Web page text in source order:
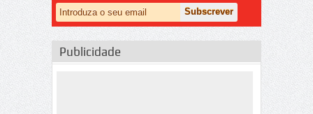
Publicidade